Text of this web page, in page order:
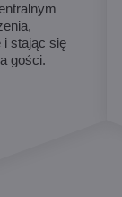
i stając się
gości.